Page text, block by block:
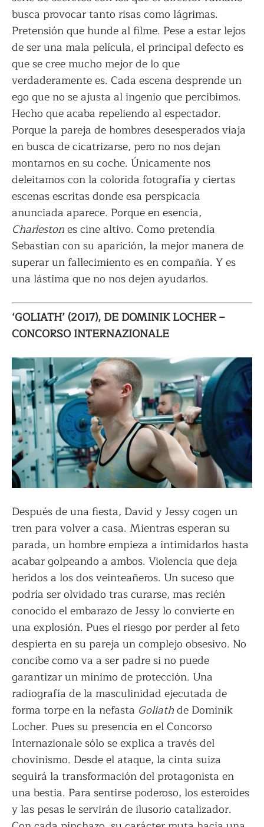
busca provocar tanto risas como lágrimas.
Pretensión que hunde al filme. Pese a estar lejos
de ser una mala película, el principal defecto es
que se cree mucho mejor de lo que
verdaderamente es. Cada escena desprende un
ego que no se ajusta al ingenio que percibimos.
Hecho que acaba repeliendo al espectador.
Porque la pareja de hombres desesperados viaja
en busca de cicatrizarse, pero no nos dejan
montarnos en su coche. Únicamente nos
deleitamos con la colorida fotografía y ciertas
escenas escritas donde esa perspicacia
anunciada aparece. Porque en esencia,
Charlestones cine altivo. Como pretendía
Sebastian con su aparición, la mejor manera de
superar un fallecimiento es en compañía. Y es
una lástima que no nos dejen ayudarlos.
‘GOLIATH’ (2017), DE DOMINIK LOCHER –
CONCORSO INTERNAZIONALE
Después de una fiesta, David y Jessy cogen un
tren para volver a casa. Mientras esperan su
parada, un hombre empieza a intimidarlos hasta
acabar golpeando a ambos. Violencia que deja
heridos a los dos veinteañeros. Un suceso que
podría ser olvidado tras curarse, mas recién
conocido el embarazo de Jessy lo convierte en
una explosión. Pues el riesgo por perder al feto
despierta en su pareja un complejo obsesivo. No
concibe como va a ser padre si no puede
garantizar un mínimo de protección. Una
radiografía de la masculinidad ejecutada de
forma torpe en la nefasta Goliathde Dominik
Locher. Pues su presencia en el Concorso
Internazionale sólo se explica a través del
chovinismo. Desde el ataque, la cinta suiza
seguirá la transformación del protagonista en
una bestia. Para sentirse poderoso, los esteroides
y las pesas le servirán de ilusorio catalizador.